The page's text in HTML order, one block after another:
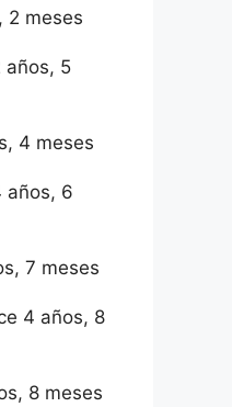
2 meses
años, 5
4 meses
años, 6
7 meses
4 años, 8
8 meses